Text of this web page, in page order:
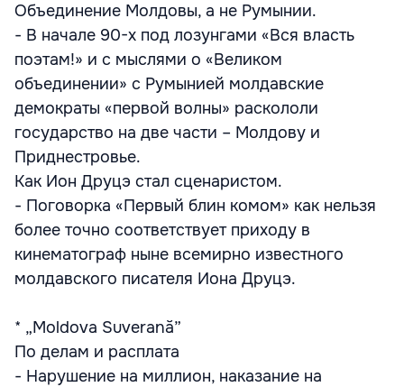
Объединение Молдовы, а не Румынии.
- В начале 90-х под лозунгами «Вся власть
поэтам!» и с мыслями о «Великом
объединении» с Румынией молдавские
демократы «первой волны» раскололи
государство на две части – Молдову и
Приднестровье.
Как Ион Друцэ стал сценаристом.
- Поговорка «Первый блин комом» как нельзя
более точно соответствует приходу в
кинематограф ныне всемирно известного
молдавского писателя Иона Друцэ.
* „Moldova Suverană”
По делам и расплата
- Нарушение на миллион, наказание на